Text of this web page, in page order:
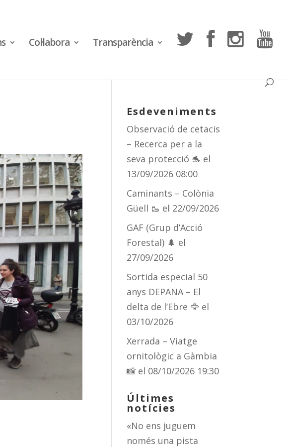
Col·labora Transparència
Esdeveniments
Observació de cetacis
– Recerca per a la
seva protecció 🐬 el
13/09/2026 08:00
Caminants – Colònia
Güell 🥾 el 22/09/2026
GAF (Grup d’Acció
Forestal) 🌲 el
27/09/2026
Sortida especial 50
anys DEPANA – El
delta de l’Ebre 🦅 el
03/10/2026
Xerrada – Viatge
ornitològic a Gàmbia
📸 el 08/10/2026 19:30
Últimes
notícies
«No ens juguem
només una pista